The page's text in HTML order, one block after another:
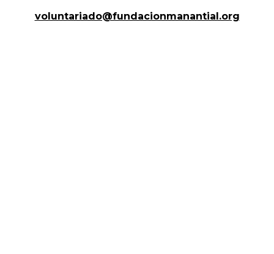
voluntariado@fundacionmanantial.org